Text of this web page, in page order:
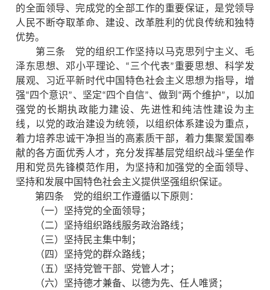
的全面领导、完成党的全部工作的重要保证，是党领导
人民不断夺取革命、建设、改革胜利的优良传统和独特
优势。
第三条 党的组织工作坚持以马克思列宁主义、毛
泽东思想、邓小平理论、“三个代表”重要思想、科学发
展观、习近平新时代中国特色社会主义思想为指导，增
强“四个意识”、坚定“四个自信”、做到“两个维护”，以加
强党的长期执政能力建设、先进性和纯洁性建设为主
线，以党的政治建设为统领，以组织体系建设为重点，
着力培养忠诚干净担当的高素质干部，着力集聚爱国奉
献的各方面优秀人才，充分发挥基层党组织战斗堡垒作
用和党员先锋模范作用，为坚持和加强党的全面领导、
坚持和发展中国特色社会主义提供坚强组织保证。
第四条 党的组织工作遵循以下原则：
（一）坚持党的全面领导；
（二）坚持组织路线服务政治路线；
（三）坚持民主集中制；
（四）坚持党的群众路线；
（五）坚持党管干部、党管人才；
（六）坚持德才兼备、以德为先、任人唯贤；